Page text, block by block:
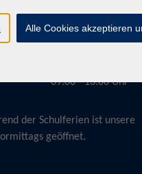
15:30 - 17:30 Uhr
09:00 - 13:00 Uhr
der Schulferien ist unsere
geöffnet.
Alle Cookies akzeptieren